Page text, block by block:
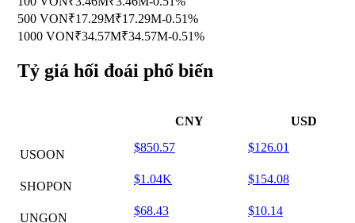
500 VON₹17.29M₹17.29M-0.51%
1000 VON₹34.57M₹34.57M-0.51%
Tỷ giá hối đoái phổ biến
CNY USD
USOON
$850.57 $126.01
SHOPON
$1.04K $154.08
UNGON
$68.43 $10.14